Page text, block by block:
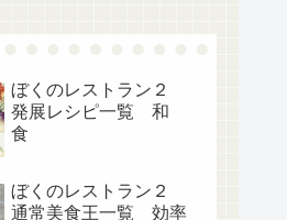
ぼくのレストラン２
発展レシピ一覧 和
食
ぼくのレストラン２
通常美食王一覧 効率